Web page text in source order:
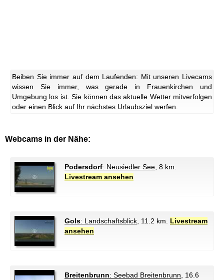
Beiben Sie immer auf dem Laufenden: Mit unseren Livecams
wissen Sie immer, was gerade in Frauenkirchen und
Umgebung los ist. Sie können das aktuelle Wetter mitverfolgen
oder einen Blick auf Ihr nächstes Urlaubsziel werfen.
Webcams in der Nähe:
Podersdorf: Neusiedler See , 8 km.
Livestream ansehen
Gols: Landschaftsblick , 11.2 km. Livestream
ansehen
Breitenbrunn: Seebad Breitenbrunn , 16.6